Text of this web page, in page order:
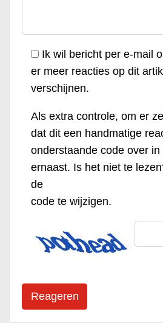
Ik wil bericht per e-mail
er meer reacties op dit
verschijnen.
Als extra controle, om er
dat dit een handmatige
onderstaande code over in
ernaast. Is het niet te
de
code te wijzigen.